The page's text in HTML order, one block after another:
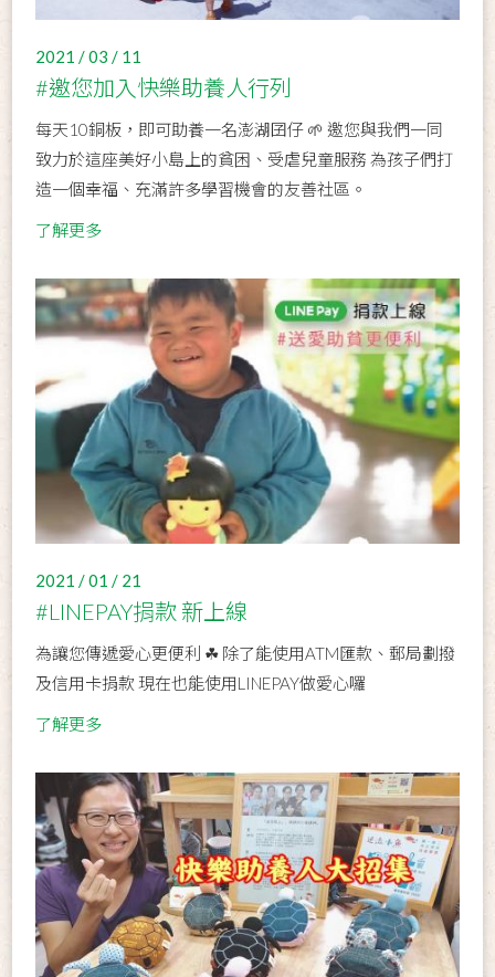
2021 / 03 / 11
#邀您加入快樂助養人行列
每天10銅板，即可助養一名澎湖囝仔 🌱 邀您與我們一同
致力於這座美好小島上的貧困、受虐兒童服務 為孩子們打
造一個幸福、充滿許多學習機會的友善社區。
了解更多
2021 / 01 / 21
#LINEPAY捐款 新上線
為讓您傳遞愛心更便利 ☘ 除了能使用ATM匯款、郵局劃撥
及信用卡捐款 現在也能使用LINEPAY做愛心囉
了解更多